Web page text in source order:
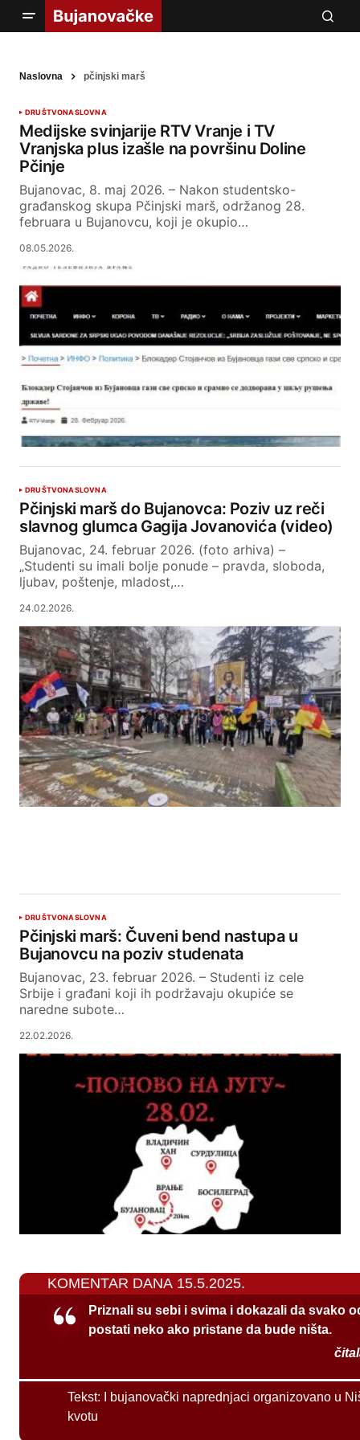
Naslovna pčinjski marš
DRUŠTVONASLOVNA
Medijske svinjarije RTV Vranje i TV
Vranjska plus izašle na površinu Doline
Pčinje
Bujanovac, 8. maj 2026. – Nakon studentsko-
građanskog skupa Pčinjski marš, održanog 28.
februara u Bujanovcu, koji je okupio…
08.05.2026.
DRUŠTVONASLOVNA
Pčinjski marš do Bujanovca: Poziv uz reči
slavnog glumca Gagija Jovanovića (video)
Bujanovac, 24. februar 2026. (foto arhiva) –
„Studenti su imali bolje ponude – pravda, sloboda,
ljubav, poštenje, mladost,…
24.02.2026.
DRUŠTVONASLOVNA
Pčinjski marš: Čuveni bend nastupa u
Bujanovcu na poziv studenata
Bujanovac, 23. februar 2026. – Studenti iz cele
Srbije i građani koji ih podržavaju okupiće se
naredne subote…
22.02.2026.
KOMENTAR DANA 15.5.2025.
Priznali su sebi i svima i dokazali da svako
postati neko ako pristane da bude ništa.
Tekst:
I bujanovački naprednjaci organizovano u
kvotu